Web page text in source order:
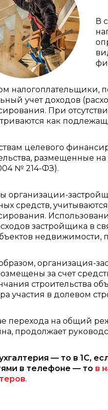
В
налогоплательщики,
учет доходов
При
как
целевого
размещенные на
№ 214-ФЗ).
организации-
средств,
застройщика в
недвижимости,
организация-
за счет
строительства
участия в долевом
перехода на общий
продолжает
— то в 1С,
в телефоне — то в
.